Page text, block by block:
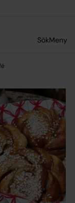
SökMeny